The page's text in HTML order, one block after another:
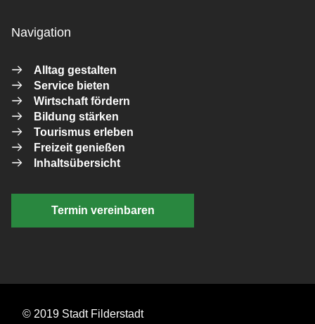
Navigation
Alltag gestalten
Service bieten
Wirtschaft fördern
Bildung stärken
Tourismus erleben
Freizeit genießen
Inhaltsübersicht
Termin vereinbaren
© 2019 Stadt Filderstadt